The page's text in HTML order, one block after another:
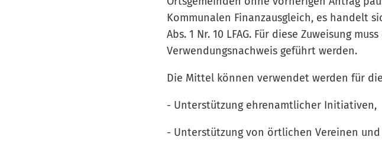
Kommunalen Finanzausgleich, es handelt
Abs. 1 Nr. 10 LFAG. Für diese Zuweisung
Verwendungsnachweis geführt werden.
Die Mittel können verwendet werden für die
- Unterstützung ehrenamtlicher Initiativen,
- Unterstützung von örtlichen Vereinen